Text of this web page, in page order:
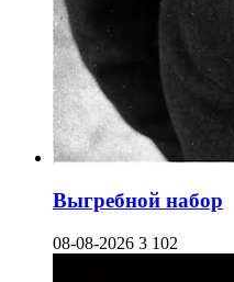
Выгребной набор
08-08-2026 3 102